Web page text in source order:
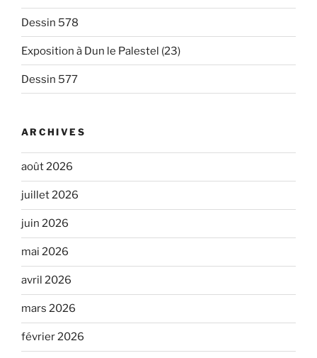
Dessin 578
Exposition à Dun le Palestel (23)
Dessin 577
ARCHIVES
août 2026
juillet 2026
juin 2026
mai 2026
avril 2026
mars 2026
février 2026